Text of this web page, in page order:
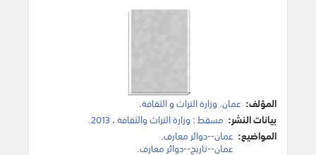
المؤلف: عمان. وزارة التراث و الثقافة.
بيانات النشر: مسقط: وزارة التراث والثقافة،2013
.
المواضيع: عمان--دوائر معارف.
عمان--تاريخ--دوائر معارف.